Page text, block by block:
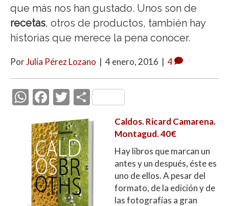
que más nos han gustado. Unos son de
recetas, otros de productos, también hay
historias que merece la pena conocer.
PorJulia Pérez Lozano | 4 enero, 2016 | 4
W
at
s
A
p
p
F
e
b
o
o
k
T
itt
er
C
Caldos. Ricard Camarena.
Montagud. 40€
Hay libros que marcan un
antes y un después, éste es
uno de ellos. A pesar del
formato, de la edición y de
las fotografías a gran